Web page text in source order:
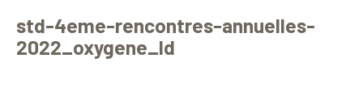
std-4eme-rencontres-annuelles-
2022_oxygene_ld